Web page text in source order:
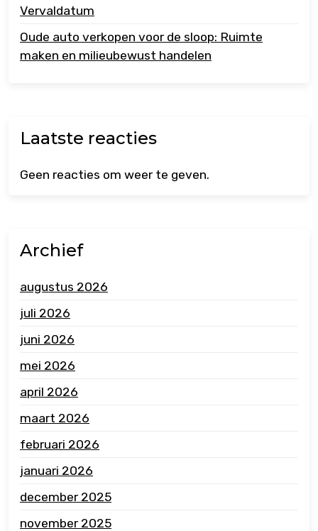
Vervaldatum
Oude auto verkopen voor de sloop: Ruimte
maken en milieubewust handelen
Laatste reacties
Geen reacties om weer te geven.
Archief
augustus 2026
juli 2026
juni 2026
mei 2026
april 2026
maart 2026
februari 2026
januari 2026
december 2025
november 2025